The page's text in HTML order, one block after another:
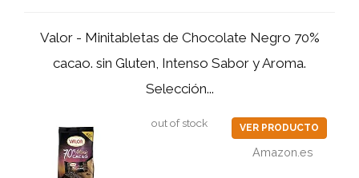
Valor - Minitabletas de Chocolate Negro 70%
cacao. sin Gluten, Intenso Sabor y Aroma.
Selección...
out of stock VER PRODUCTO
Amazon.es